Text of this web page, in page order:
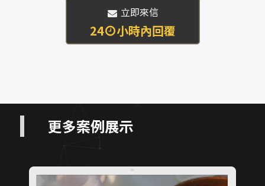
立即來信
24 小時內回覆
更多案例展示